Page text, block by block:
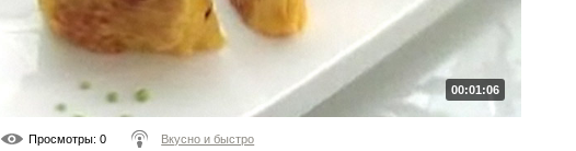
00:01:06
Просмотры: 0 Вкусно и быстро